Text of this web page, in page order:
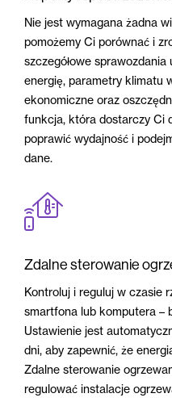
Nie jest wymagana żadna
pomożemy Ci porównać i
szczegółowe
energię, parametry klimatu
ekonomiczne oraz
funkcja, która dostarczy Ci
poprawić wydajność i
dane.
Zdalne sterowanie
Kontroluj i reguluj w czasie
smartfona lub komputera –
Ustawienie jest
dni, aby zapewnić, że
Zdalne sterowanie
regulować instalacje